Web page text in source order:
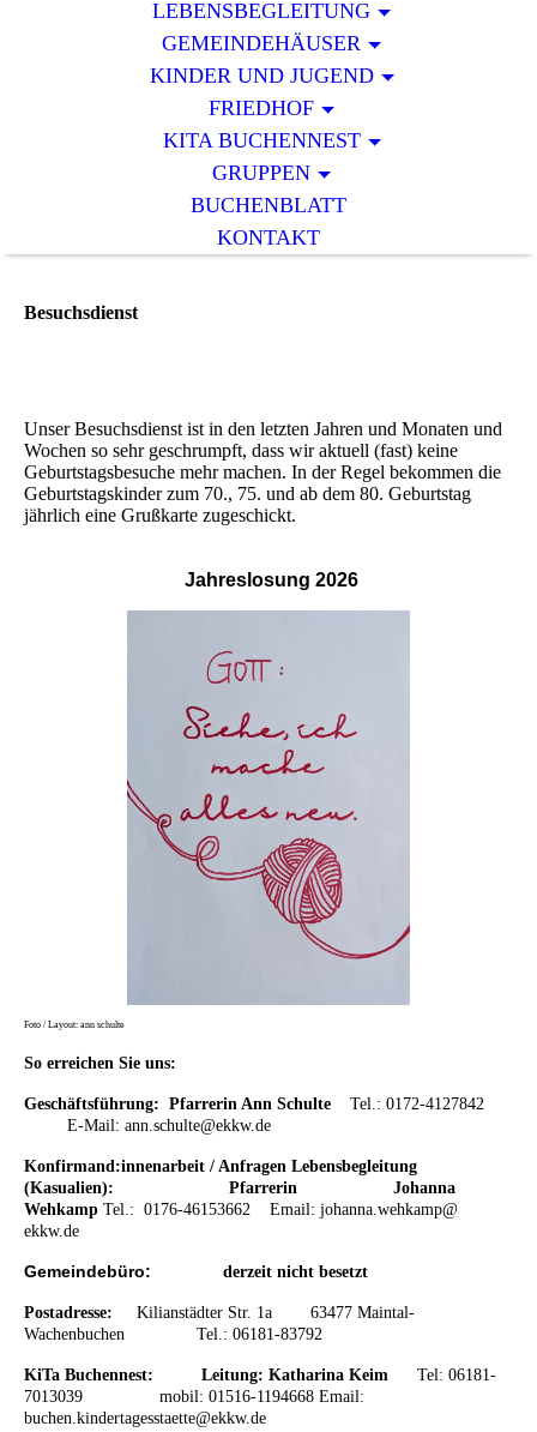
LEBENSBEGLEITUNG
GEMEINDEHÄUSER
KINDER UND JUGEND
FRIEDHOF
KITA BUCHENNEST
GRUPPEN
BUCHENBLATT
KONTAKT
Besuchsdienst
Unser Besuchsdienst ist in den letzten Jahren und Monaten und
Wochen so sehr geschrumpft, dass wir aktuell (fast) keine
Geburtstagsbesuche mehr machen. In der Regel bekommen die
Geburtstagskinder zum 70., 75. und ab dem 80. Geburtstag
jährlich eine Grußkarte zugeschickt.
Jahreslosung 2026
Foto / Layout: ann schulte
So erreichen Sie uns:
Geschäftsführung: Pfarrerin Ann Schulte Tel.: 0172-4127842
E-Mail: ann.schulte@ekkw.de
Konfirmand:innenarbeit / Anfragen Lebensbegleitung
(Kasualien): Pfarrerin Johanna
Wehkamp Tel.: 0176-46153662 Email: johanna.wehkamp@
ekkw.de
Gemeindebüro: derzeit nicht besetzt
Postadresse: Kilianstädter Str. 1a 63477 Maintal-
Wachenbuchen Tel.: 06181-83792
KiTa Buchennest: Leitung: Katharina Keim Tel: 06181-
7013039 mobil: 01516-1194668 Email:
buchen.kindertagesstaette@ekkw.de